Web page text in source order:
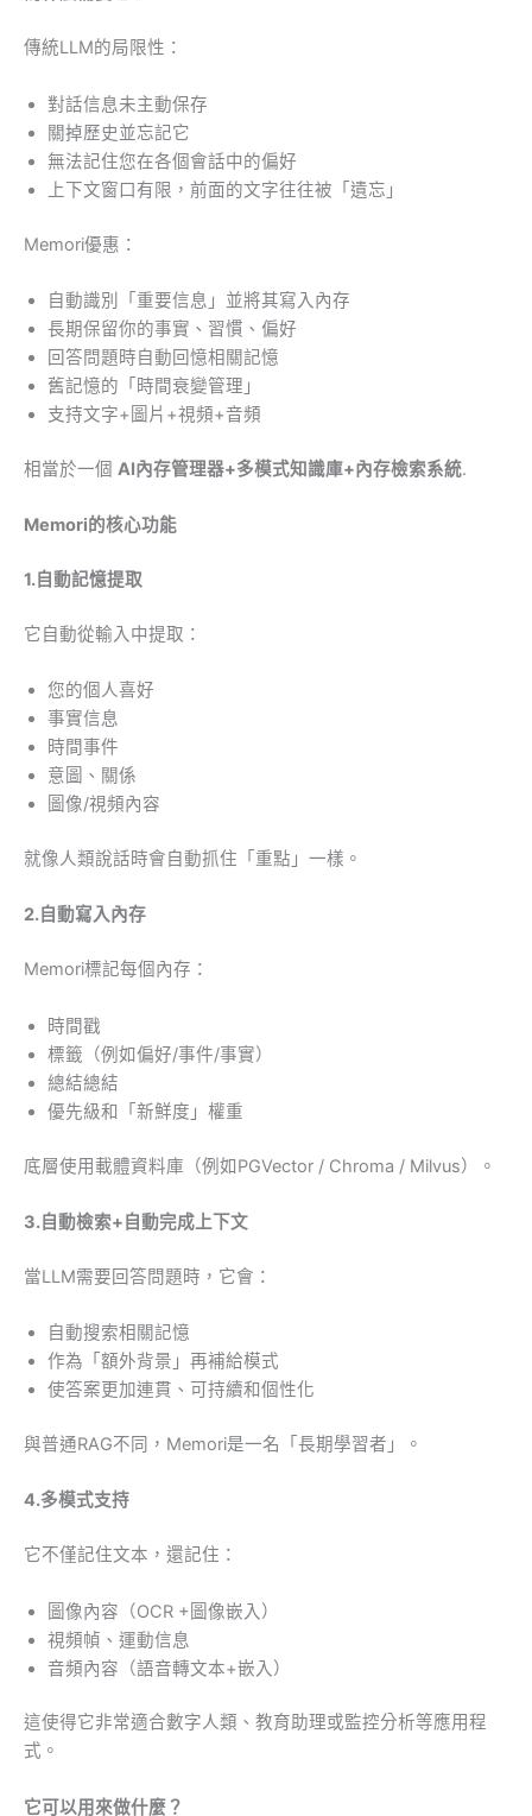
傳統LLM的局限性：
對話信息未主動保存
關掉歷史並忘記它
無法記住您在各個會話中的偏好
上下文窗口有限，前面的文字往往被「遺忘」
Memori優惠：
自動識別「重要信息」並將其寫入內存
長期保留你的事實、習慣、偏好
回答問題時自動回憶相關記憶
舊記憶的「時間衰變管理」
支持文字+圖片+視頻+音頻
相當於一個 AI內存管理器+多模式知識庫+內存檢索系統.
Memori的核心功能
1.自動記憶提取
它自動從輸入中提取：
您的個人喜好
事實信息
時間事件
意圖、關係
圖像/視頻內容
就像人類說話時會自動抓住「重點」一樣。
2.自動寫入內存
Memori標記每個內存：
時間戳
標籤（例如偏好/事件/事實）
總結總結
優先級和「新鮮度」權重
底層使用載體資料庫（例如PGVector / Chroma / Milvus）。
3.自動檢索+自動完成上下文
當LLM需要回答問題時，它會：
自動搜索相關記憶
作為「額外背景」再補給模式
使答案更加連貫、可持續和個性化
與普通RAG不同，Memori是一名「長期學習者」。
4.多模式支持
它不僅記住文本，還記住：
圖像內容（OCR +圖像嵌入）
視頻幀、運動信息
音頻內容（語音轉文本+嵌入）
這使得它非常適合數字人類、教育助理或監控分析等應用程
式。
它可以用來做什麼？